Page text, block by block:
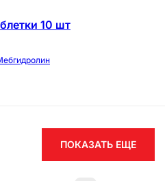
10 шт
ПОКАЗАТЬ ЕЩЕ